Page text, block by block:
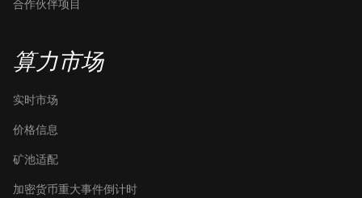
合作伙伴项目
算力市场
实时市场
价格信息
矿池适配
加密货币重大事件倒计时